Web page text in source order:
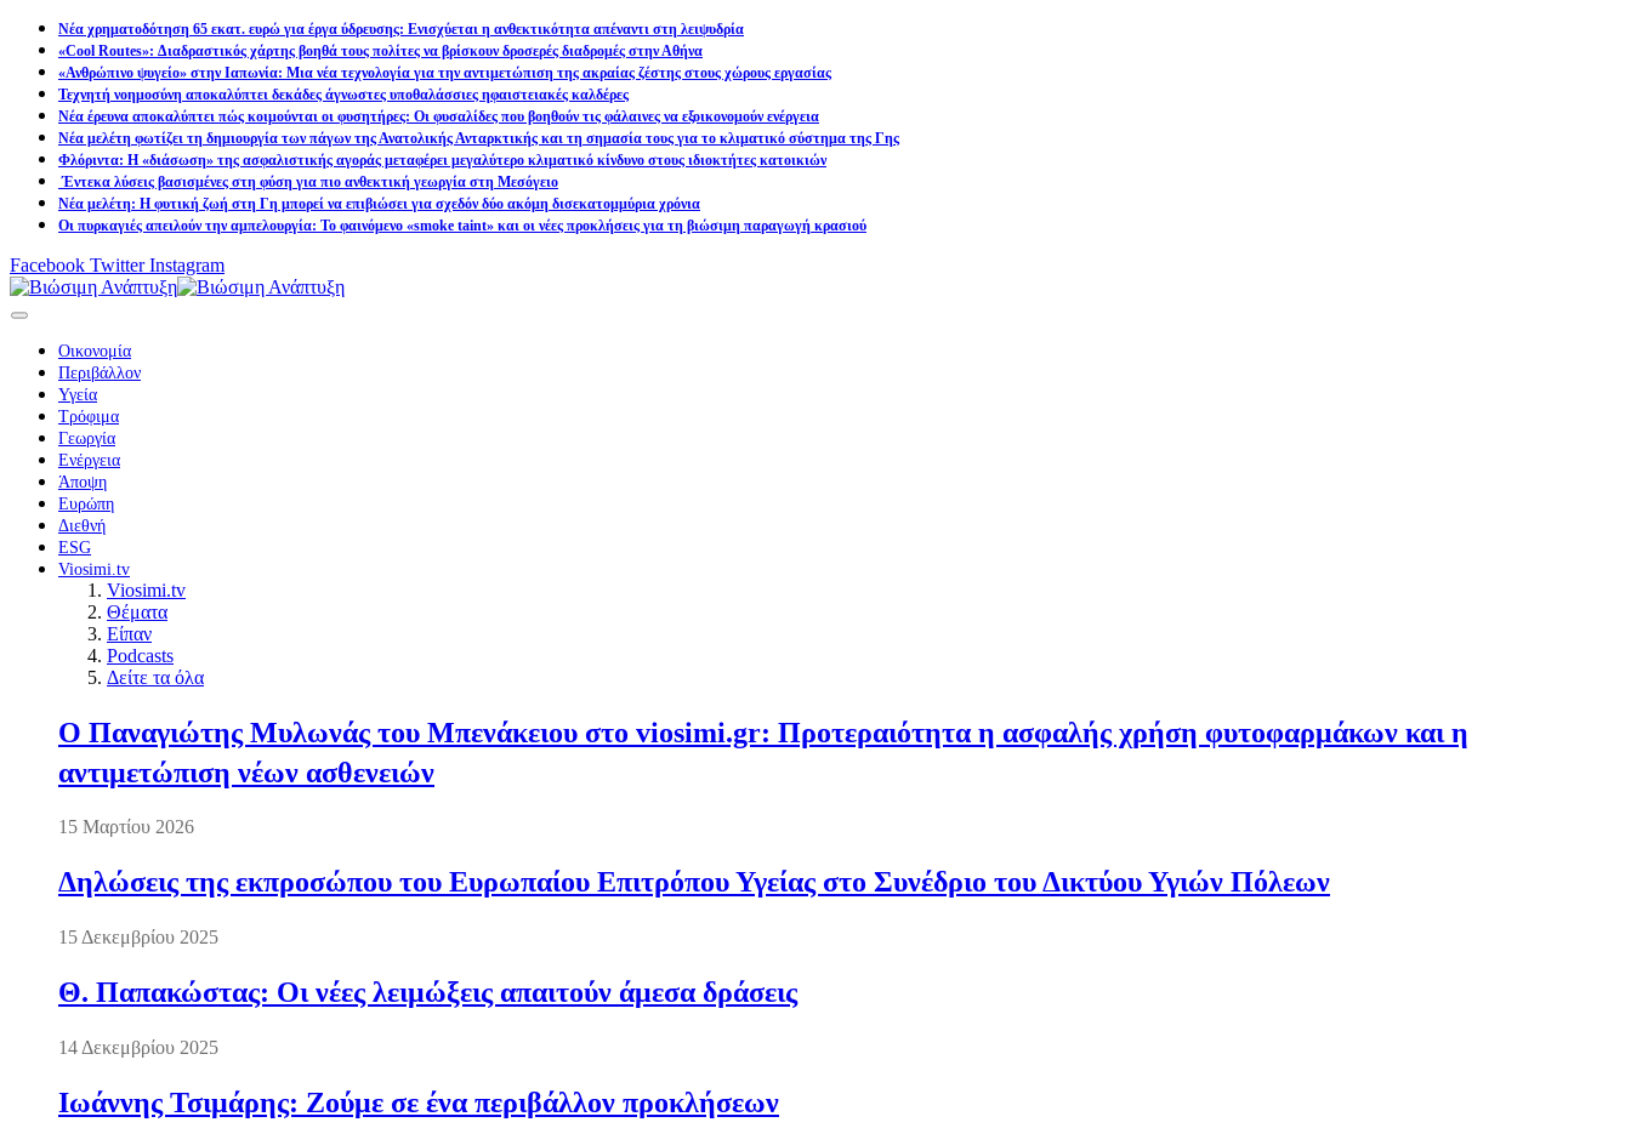
Νέα χρηματοδότηση 65 εκατ. ευρώ για έργα ύδρευσης: Ενισχύεται η ανθεκτικότητα απέναντι στη λειψυδρία
«Cool Routes»: Διαδραστικός χάρτης βοηθά τους πολίτες να βρίσκουν δροσερές διαδρομές στην Αθήνα
«Ανθρώπινο ψυγείο» στην Ιαπωνία: Μια νέα τεχνολογία για την αντιμετώπιση της ακραίας ζέστης στους χώρους εργασίας
Τεχνητή νοημοσύνη αποκαλύπτει δεκάδες άγνωστες υποθαλάσσιες ηφαιστειακές καλδέρες
Νέα έρευνα αποκαλύπτει πώς κοιμούνται οι φυσητήρες: Οι φυσαλίδες που βοηθούν τις φάλαινες να εξοικονομούν ενέργεια
Νέα μελέτη φωτίζει τη δημιουργία των πάγων της Ανατολικής Ανταρκτικής και τη σημασία τους για το κλιματικό σύστημα της Γης
Φλόριντα: Η «διάσωση» της ασφαλιστικής αγοράς μεταφέρει μεγαλύτερο κλιματικό κίνδυνο στους ιδιοκτήτες κατοικιών
Έντεκα λύσεις βασισμένες στη φύση για πιο ανθεκτική γεωργία στη Μεσόγειο
Νέα μελέτη: Η φυτική ζωή στη Γη μπορεί να επιβιώσει για σχεδόν δύο ακόμη δισεκατομμύρια χρόνια
Οι πυρκαγιές απειλούν την αμπελουργία: Το φαινόμενο «smoke taint» και οι νέες προκλήσεις για τη βιώσιμη παραγωγή κρασιού
Facebook Twitter Instagram
Οικονομία
Περιβάλλον
Υγεία
Τρόφιμα
Γεωργία
Ενέργεια
Άποψη
Ευρώπη
Διεθνή
ESG
Viosimi.tv
Viosimi.tv
Θέματα
Είπαν
Podcasts
Δείτε τα όλα
Ο Παναγιώτης Μυλωνάς του Μπενάκειου στο viosimi.gr: Προτεραιότητα η ασφαλής χρήση φυτοφαρμάκων και η
αντιμετώπιση νέων ασθενειών
15 Μαρτίου 2026
Δηλώσεις της εκπροσώπου του Ευρωπαίου Επιτρόπου Υγείας στο Συνέδριο του Δικτύου Υγιών Πόλεων
15 Δεκεμβρίου 2025
Θ. Παπακώστας: Οι νέες λειμώξεις απαιτούν άμεσα δράσεις
14 Δεκεμβρίου 2025
Ιωάννης Τσιμάρης: Ζούμε σε ένα περιβάλλον προκλήσεων